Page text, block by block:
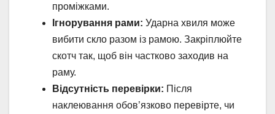
проміжками.
Ігнорування рами: Ударна хвиля може
вибити скло разом із рамою. Закріплюйте
скотч так, щоб він частково заходив на
раму.
Відсутність перевірки: Після
наклеювання обов’язково перевірте, чи